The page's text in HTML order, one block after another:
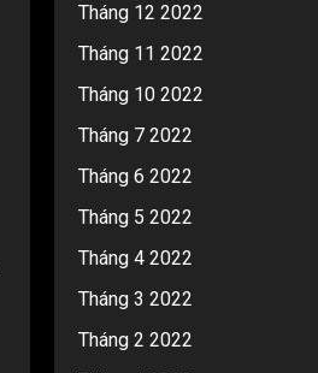
Tháng 12 2022
Tháng 11 2022
Tháng 10 2022
Tháng 7 2022
Tháng 6 2022
Tháng 5 2022
Tháng 4 2022
Tháng 3 2022
Tháng 2 2022